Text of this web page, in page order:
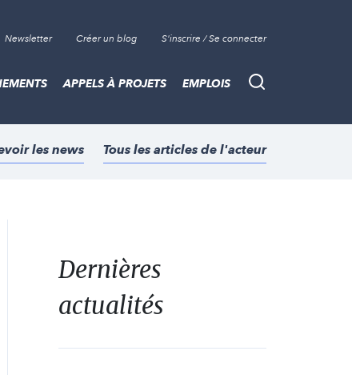
Newsletter Créer un blog S'inscrire / Se connecter
Recherche
APPELS À PROJETS EMPLOIS
les news Tous les articles de l'acteur
Dernières
actualités